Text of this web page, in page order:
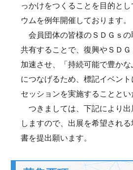
っかけをつくることを目的と
ウムを例年開催しております。
会員団体の皆様のＳＤＧｓの
共有することで、復興やＳＤ
加速させ、「持続可能で豊か
につなげるため、標記イベン
セッションを実施することとい
つきましては、下記により出
しますので、出展を希望され
書を提出願います。